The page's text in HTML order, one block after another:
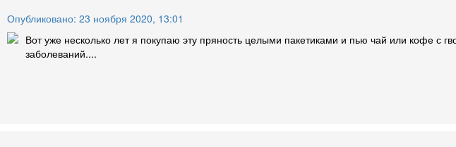
Опубликовано: 23 ноября 2020, 13:01
Вот уже несколько лет я покупаю эту пряность целыми пакетиками и пью чай или кофе
заболеваний....